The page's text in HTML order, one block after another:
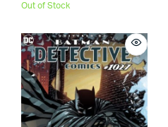
Out of Stock